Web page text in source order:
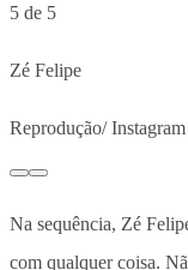
5 de 5
Zé Felipe
Reprodução/ Instagram
Na sequência, Zé
com qualquer coisa.